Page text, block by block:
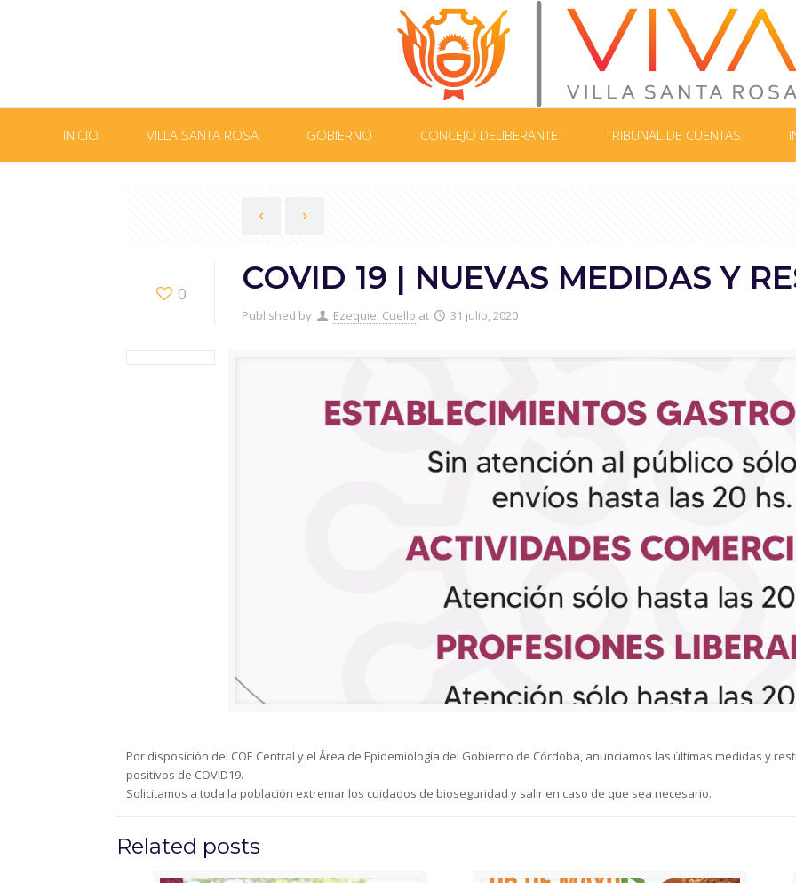
INICIO VILLA SANTA ROSA GOBIERNO CONCEJO DELIBERANTE TRIBUNAL DE CUENTAS
0 COVID 19 | NUEVAS MEDIDAS Y
Published by Ezequiel Cuello at 31 julio, 2020
Por disposición del COE Central y el Área de Epidemiología del Gobierno de Córdoba, anunciamos las últimas medidas y
positivos de COVID19.
Solicitamos a toda la población extremar los cuidados de bioseguridad y salir en caso de que sea necesario.
Related posts